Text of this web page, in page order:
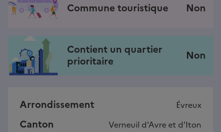
Commune touristique Non
Contient un quartier
prioritaire
Non
Arrondissement Évreux
Canton Verneuil d'Avre et d'Iton